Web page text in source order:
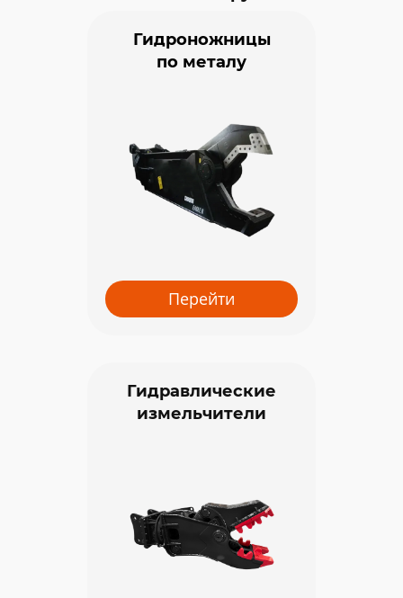
Гидроножницы
по металу
Перейти
Гидравлические
измельчители